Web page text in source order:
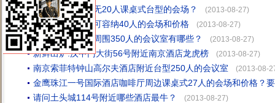
新辉琴行周围有无20人课桌式台型的会场？ (2013-08-27)
玄武湖公园周边可容纳40人的会场和价格 (2013-08-27)
天京国际俱乐部周围350人的会议室有哪些？ (2013-08-27)
新鲜出炉:汉中门大街56号附近南京酒店龙虎榜 (2013-08-27)
南京索菲特钟山高尔夫酒店附近台型250人的会议室 (2013-08-
金鹰珠江一号国际酒店咖啡厅周边课桌式27人的会场和价格？
请问土头城114号附近哪些酒店最牛？
(2013-08-27)